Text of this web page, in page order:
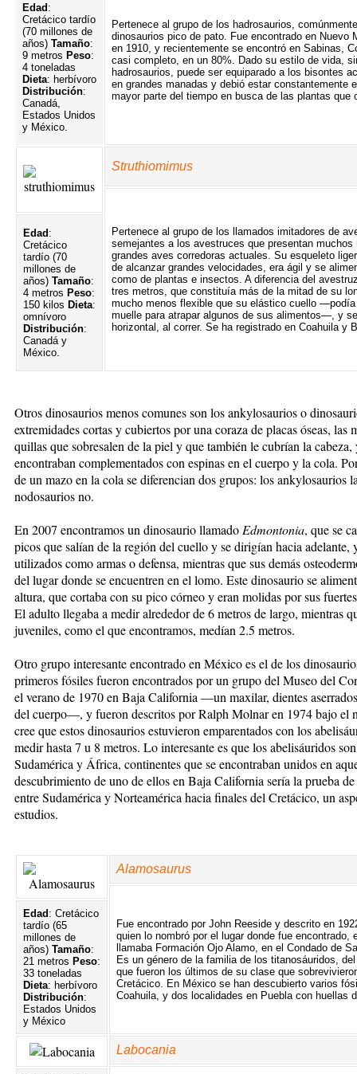
Pertenece al grupo de los hadrosaurios,
dinosaurios pico de pato. Fue encontrado en Nuevo
en 1910, y recientemente se encontró en Sabinas,
casi completo, en un 80%. Dado su estilo de vida,
hadrosaurios, puede ser equiparado a los bisontes
en grandes manadas y debió estar constantemente
mayor parte del tiempo en busca de las plantas que
Edad :
Cretácico tardío
(70 millones de
años) Tamaño:
9 metros Peso:
4 toneladas
Dieta: herbívoro
Distribución:
Canadá,
Estados Unidos
y México.
Struthiomimus
Pertenece al grupo de los llamados imitadores de
semejantes a los avestruces que presentan
grandes aves corredoras actuales. Su esqueleto
de alcanzar grandes velocidades, era ágil y se
como de plantas e insectos. A diferencia del
tres metros, que constituía más de la mitad de su
mucho menos flexible que su elástico cuello
muelle para atrapar algunos de sus alimentos—, y
horizontal, al correr. Se ha registrado en Coahuila y
Edad :
Cretácico
tardío (70
millones de
años) Tamaño:
4 metros Peso:
150 kilos Dieta:
omnívoro
Distribución:
Canadá y
México.
Otros dinosaurios menos comunes son los ankylosaurios o
extremidades cortas y cubiertos por una coraza de placas óseas, las
quillas que sobresalen de la piel y que también le cubrían la cabeza,
encontraban complementados con espinas en el cuerpo y la cola.
de un mazo en la cola se diferencian dos grupos: los ankylosaurios
nodosaurios no.
En 2007 encontramos un dinosaurio llamado Edmontonia, que se
picos que salían de la región del cuello y se dirigían hacia adelante,
utilizados como armas o defensa, mientras que sus demás
del lugar donde se encuentren en el lomo. Este dinosaurio se
altura, que cortaba con su pico córneo y eran molidas por sus
El adulto llegaba a medir alrededor de 6 metros de largo, mientras
juveniles, como el que encontramos, medían 2.5 metros.
Otro grupo interesante encontrado en México es el de los
primeros fósiles fueron encontrados por un grupo del Museo del
el verano de 1970 en Baja California —un maxilar, dientes
del cuerpo—, y fueron descritos por Ralph Molnar en 1974 bajo el
cree que estos dinosaurios estuvieron emparentados con los
medir hasta 7 u 8 metros. Lo interesante es que los abelisáuridos
Sudamérica y África, continentes que se encontraban unidos en
descubrimiento de uno de ellos en Baja California sería la prueba
entre Sudamérica y Norteamérica hacia finales del Cretácico, un
estudios.
Alamosaurus
Fue encontrado por John Reeside y descrito en
quien lo nombró por el lugar donde fue encontrado,
llamaba Formación Ojo Alamo, en el Condado de
Es un género de la familia de los titanosáuridos,
que fueron los últimos de su clase que
Cretácico. En México se han descubierto varios
Coahuila, y dos localidades en Puebla con huellas
Edad : Cretácico
tardío (65
millones de
años) Tamaño:
21 metros Peso:
33 toneladas
Dieta: herbívoro
Distribución:
Estados Unidos
y México
Labocania